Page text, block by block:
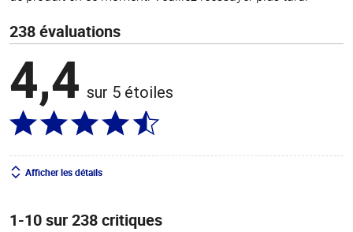
238 évaluations
4,4 sur 5 étoiles
Afficher les détails
1-10 sur 238 critiques